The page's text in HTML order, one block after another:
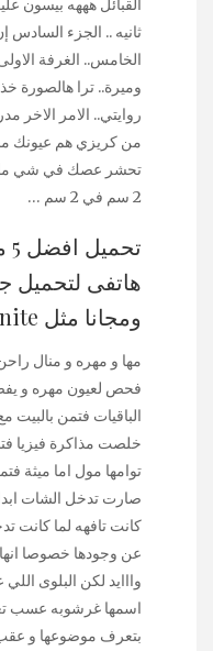
القبائل هههه بيسون
ثانيه .. الجزء السادس
الخامس.. الغرفة الاولى
وميرة.. ترا هالصورة
روايتي.. الامر الاخر
من كريزي هم عيونك
تحشر عصك في شي ما
2 سم في 2 سم …
هاتفى لتحميل
ومجانا مثل Free Fire,fortnite
مها و مهره و منال
فحص لعيون مهره و
الباقيات فتمن بالبيت
خلصت مذاكرة فيزيا
توامها مول اما ميثة
صارت تدخل الشات
كانت تافهه لما كانت
عن وجودها خصوصا
وااايد لكن البلوى
اسمها غرشوبه عسب
بتعرف موضوعها و عقب